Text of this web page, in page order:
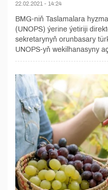
22.02.2021 - 14:24
BMG-niň Taslamalara
(UNOPS) ýerine ýetiriji
sekretarynyň orunbasary
UNOPS-yň wekilhanasyny